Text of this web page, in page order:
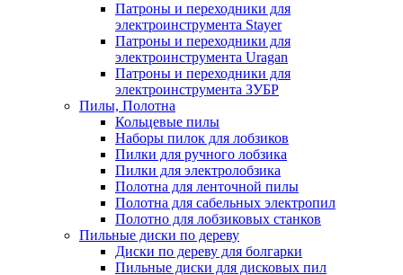
Патроны и переходники для
электроинструмента Stayer
Патроны и переходники для
электроинструмента Uragan
Патроны и переходники для
электроинструмента ЗУБР
Пилы, Полотна
Кольцевые пилы
Наборы пилок для лобзиков
Пилки для ручного лобзика
Пилки для электролобзика
Полотна для ленточной пилы
Полотна для сабельных электропил
Полотно для лобзиковых станков
Пильные диски по дереву
Диски по дереву для болгарки
Пильные диски для дисковых пил